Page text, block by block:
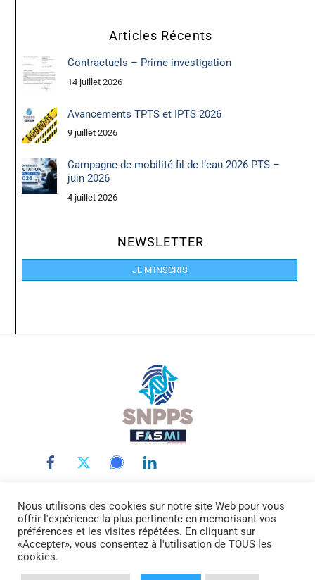
Articles Récents
Contractuels – Prime investigation
14 juillet 2026
Avancements TPTS et IPTS 2026
9 juillet 2026
Campagne de mobilité fil de l’eau 2026 PTS –
juin 2026
4 juillet 2026
NEWSLETTER
JE M'INSCRIS
Back
To
Top
LE SNPPS INTERLOCUTEURS LA POLICE SCIENTIFIQUE
LA FASMI RÉMUNÉRATIONS ACTUALITÉ DOCUMENTATION
CONTACTEZ-NOUS
© SNPPS.FR -Mentions légales
Nous utilisons des cookies sur notre site Web pour vous
offrir l'expérience la plus pertinente en mémorisant vos
préférences et les visites répétées. En cliquant sur
«Accepter», vous consentez à l'utilisation de TOUS les
cookies.